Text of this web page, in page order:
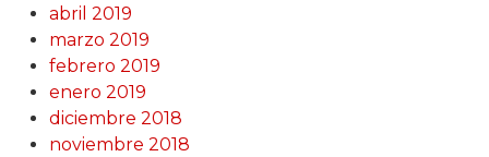
abril 2019
marzo 2019
febrero 2019
enero 2019
diciembre 2018
noviembre 2018